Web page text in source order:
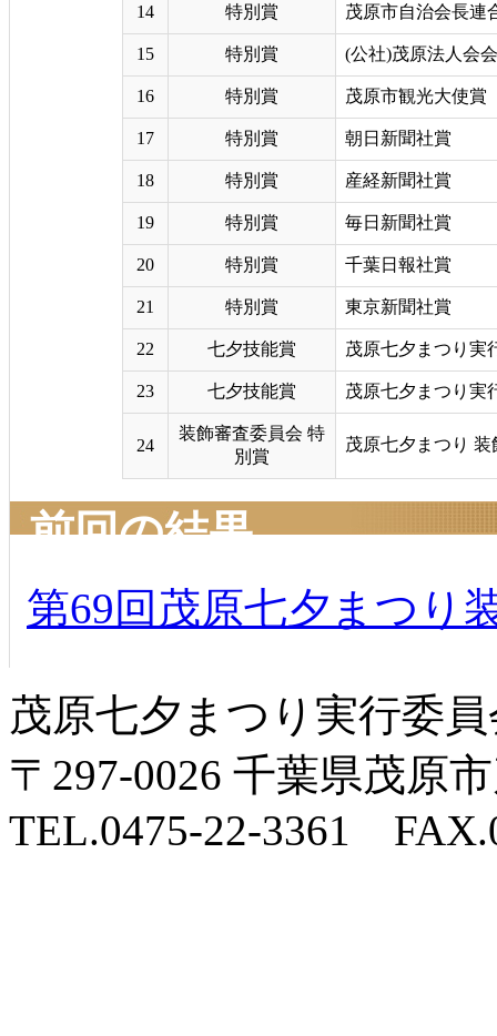
14 特別賞 茂原市自治会長連
15 特別賞 (公社)茂原法人会
16 特別賞 茂原市観光大使賞
17 特別賞 朝日新聞社賞
18 特別賞 産経新聞社賞
19 特別賞 毎日新聞社賞
20 特別賞 千葉日報社賞
21 特別賞 東京新聞社賞
22 七夕技能賞 茂原七夕まつり実
23 七夕技能賞 茂原七夕まつり実
24
装飾審査委員会 特
別賞
茂原七夕まつり
前回の結果
第69回茂原七夕まつり
茂原七夕まつり実行委
〒297-0026 千葉県茂原
TEL.0475-22-3361